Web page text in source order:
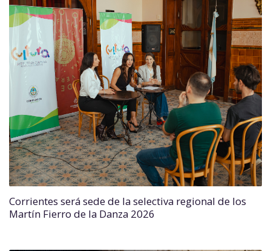
Corrientes será sede de la selectiva regional de los
Martín Fierro de la Danza 2026